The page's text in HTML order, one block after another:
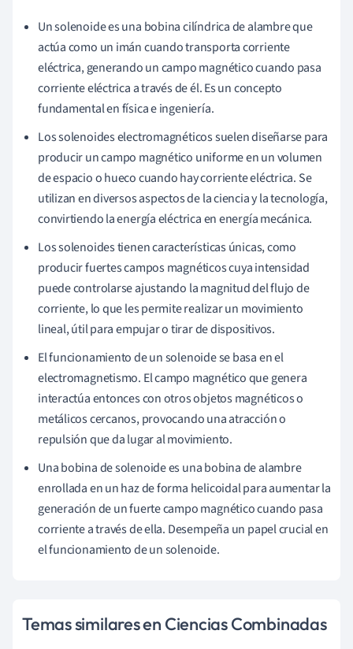
Un solenoide es una bobina cilíndrica de alambre que
actúa como un imán cuando transporta corriente
eléctrica, generando un campo magnético cuando pasa
corriente eléctrica a través de él. Es un concepto
fundamental en física e ingeniería.
Los solenoides electromagnéticos suelen diseñarse para
producir un campo magnético uniforme en un volumen
de espacio o hueco cuando hay corriente eléctrica. Se
utilizan en diversos aspectos de la ciencia y la tecnología,
convirtiendo la energía eléctrica en energía mecánica.
Los solenoides tienen características únicas, como
producir fuertes campos magnéticos cuya intensidad
puede controlarse ajustando la magnitud del flujo de
corriente, lo que les permite realizar un movimiento
lineal, útil para empujar o tirar de dispositivos.
El funcionamiento de un solenoide se basa en el
electromagnetismo. El campo magnético que genera
interactúa entonces con otros objetos magnéticos o
metálicos cercanos, provocando una atracción o
repulsión que da lugar al movimiento.
Una bobina de solenoide es una bobina de alambre
enrollada en un haz de forma helicoidal para aumentar la
generación de un fuerte campo magnético cuando pasa
corriente a través de ella. Desempeña un papel crucial en
el funcionamiento de un solenoide.
Temas similares en Ciencias Combinadas